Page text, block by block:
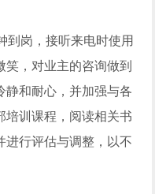
到岗，接听来电时使用
，对业主的咨询做到
静和耐心，并加强与各
培训课程，阅读相关书
进行评估与调整，以不